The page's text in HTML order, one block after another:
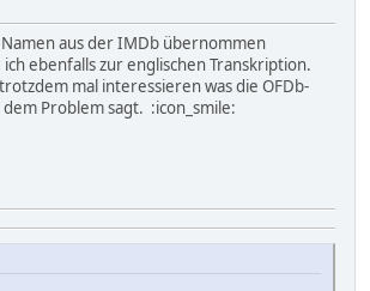
aus der IMDb übernommen
ebenfalls zur englischen Transkription.
mal interessieren was die OFDb-
Problem sagt. :icon_smile: